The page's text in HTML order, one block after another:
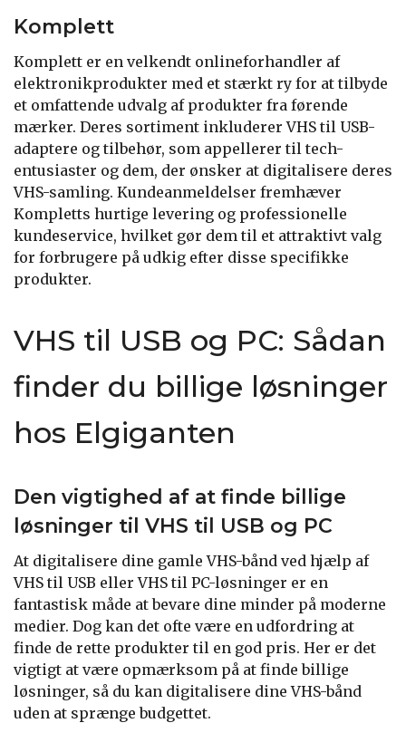
Komplett
Komplett er en velkendt onlineforhandler af
elektronikprodukter med et stærkt ry for at tilbyde
et omfattende udvalg af produkter fra førende
mærker. Deres sortiment inkluderer VHS til USB-
adaptere og tilbehør, som appellerer til tech-
entusiaster og dem, der ønsker at digitalisere deres
VHS-samling. Kundeanmeldelser fremhæver
Kompletts hurtige levering og professionelle
kundeservice, hvilket gør dem til et attraktivt valg
for forbrugere på udkig efter disse specifikke
produkter.
VHS til USB og PC: Sådan
finder du billige løsninger
hos Elgiganten
Den vigtighed af at finde billige
løsninger til VHS til USB og PC
At digitalisere dine gamle VHS-bånd ved hjælp af
VHS til USB eller VHS til PC-løsninger er en
fantastisk måde at bevare dine minder på moderne
medier. Dog kan det ofte være en udfordring at
finde de rette produkter til en god pris. Her er det
vigtigt at være opmærksom på at finde billige
løsninger, så du kan digitalisere dine VHS-bånd
uden at sprænge budgettet.